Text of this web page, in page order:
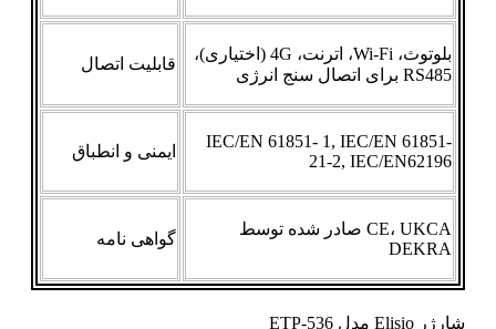
بلوتوث، Wi-Fi، اترنت، 4G (اختیاری)،
RS485 برای اتصال سنج انرژی
قابلیت اتصال
IEC/EN 61851- 1, IEC/EN 61851-
21-2, IEC/EN62196
ایمنی و انطباق
CE، UKCA صادر شده توسط
DEKRA
گواهی نامه
شارژر Elisio مدل ETP-536